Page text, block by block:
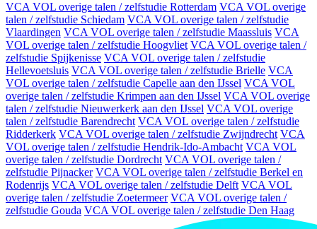
VCA VOL overige talen / zelfstudie Rotterdam VCA VOL overige
talen / zelfstudie Schiedam VCA VOL overige talen / zelfstudie
Vlaardingen VCA VOL overige talen / zelfstudie Maassluis VCA
VOL overige talen / zelfstudie Hoogvliet VCA VOL overige talen /
zelfstudie Spijkenisse VCA VOL overige talen / zelfstudie
Hellevoetsluis VCA VOL overige talen / zelfstudie Brielle VCA
VOL overige talen / zelfstudie Capelle aan den IJssel VCA VOL
overige talen / zelfstudie Krimpen aan den IJssel VCA VOL overige
talen / zelfstudie Nieuwerkerk aan den IJssel VCA VOL overige
talen / zelfstudie Barendrecht VCA VOL overige talen / zelfstudie
Ridderkerk VCA VOL overige talen / zelfstudie Zwijndrecht VCA
VOL overige talen / zelfstudie Hendrik-Ido-Ambacht VCA VOL
overige talen / zelfstudie Dordrecht VCA VOL overige talen /
zelfstudie Pijnacker VCA VOL overige talen / zelfstudie Berkel en
Rodenrijs VCA VOL overige talen / zelfstudie Delft VCA VOL
overige talen / zelfstudie Zoetermeer VCA VOL overige talen /
zelfstudie Gouda VCA VOL overige talen / zelfstudie Den Haag